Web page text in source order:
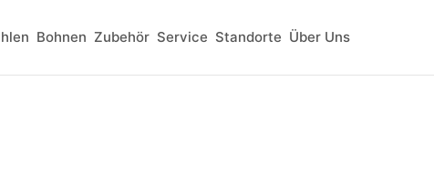
Bohnen Zubehör Service Standorte Über Uns